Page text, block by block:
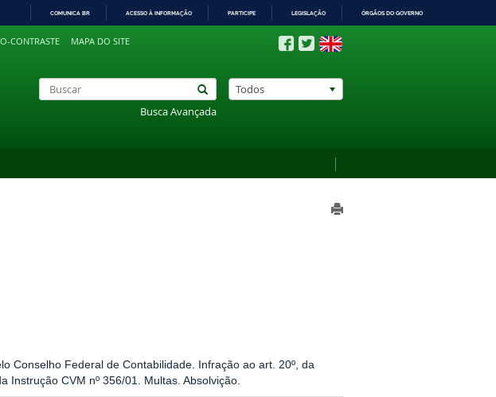
COMUNICA BR ACESSO À INFORMAÇÃO PARTICIPE LEGISLAÇÃO ÓRGÃOS DO GOVERNO
CONTRASTE MAPA DO SITE
Busca Avançada
Todos
Conselho Federal de Contabilidade. Infração ao art. 20º, da
Instrução CVM nº 356/01. Multas. Absolvição.